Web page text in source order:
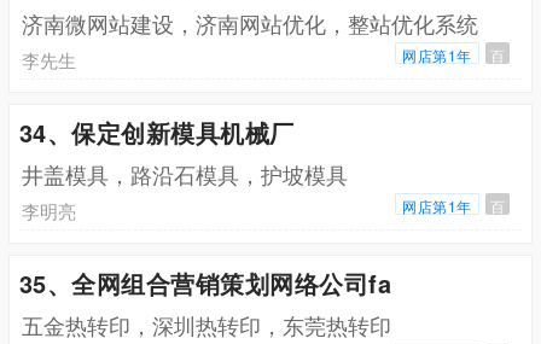
济南微网站建设，济南网站优化，整站优化系统
李先生 网店第1年 百
34、保定创新模具机械厂
井盖模具，路沿石模具，护坡模具
李明亮 网店第1年 百
35、全网组合营销策划网络公司fa
五金热转印，深圳热转印，东莞热转印